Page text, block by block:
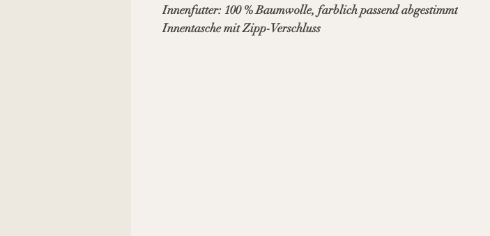
Innenfutter: 100 % Baumwolle, farblich passend abgestimmt
Innentasche mit Zipp-Verschluss